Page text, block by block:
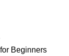
Beginners